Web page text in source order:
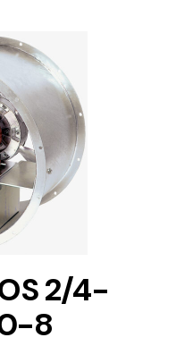
2/4-
8